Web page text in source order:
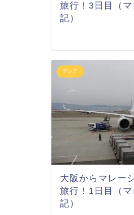
旅行！3日目（
記）
アジア
大阪からマレー
旅行！1日目（
記）